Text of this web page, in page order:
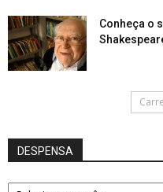
Conheça o
DESPENSA
DESPENSA